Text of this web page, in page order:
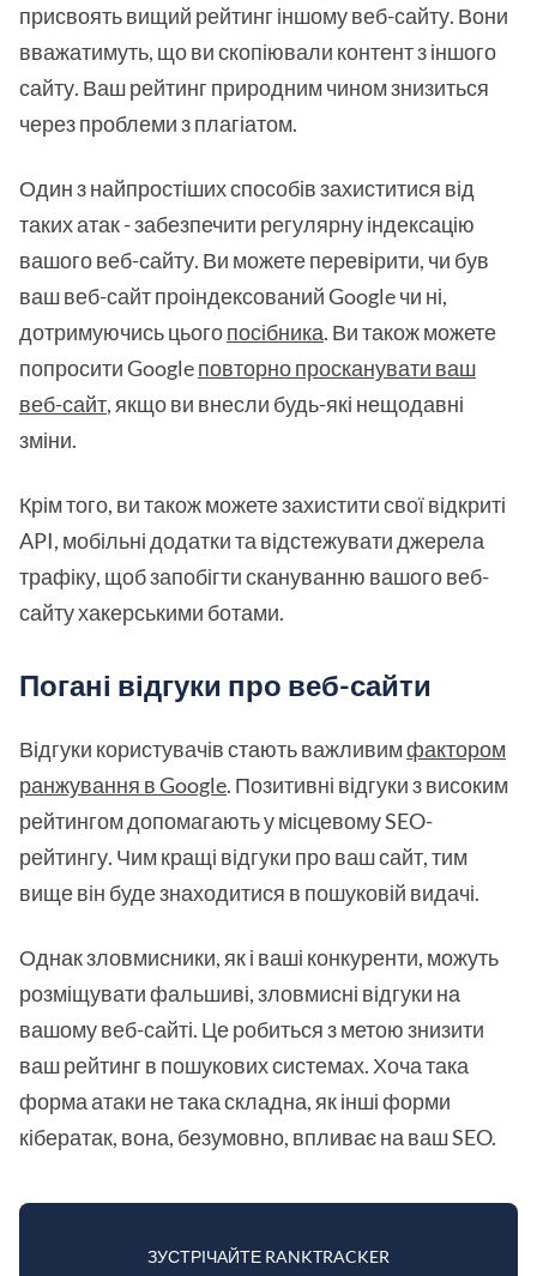
присвоять вищий рейтинг іншому веб-сайту. Вони
вважатимуть, що ви скопіювали контент з іншого
сайту. Ваш рейтинг природним чином знизиться
через проблеми з плагіатом.
Один з найпростіших способів захиститися від
таких атак - забезпечити регулярну індексацію
вашого веб-сайту. Ви можете перевірити, чи був
ваш веб-сайт проіндексований Google чи ні,
дотримуючись цьогопосібника. Ви також можете
попросити Googleповторно просканувати ваш
веб-сайт, якщо ви внесли будь-які нещодавні
зміни.
Крім того, ви також можете захистити свої відкриті
API, мобільні додатки та відстежувати джерела
трафіку, щоб запобігти скануванню вашого веб-
сайту хакерськими ботами.
Погані відгуки про веб-сайти
Відгуки користувачів стають важливимфактором
ранжування в Google. Позитивні відгуки з високим
рейтингом допомагають у місцевому SEO-
рейтингу. Чим кращі відгуки про ваш сайт, тим
вище він буде знаходитися в пошуковій видачі.
Однак зловмисники, як і ваші конкуренти, можуть
розміщувати фальшиві, зловмисні відгуки на
вашому веб-сайті. Це робиться з метою знизити
ваш рейтинг в пошукових системах. Хоча така
форма атаки не така складна, як інші форми
кібератак, вона, безумовно, впливає на ваш SEO.
ЗУСТРІЧАЙТЕ RANKTRACKER